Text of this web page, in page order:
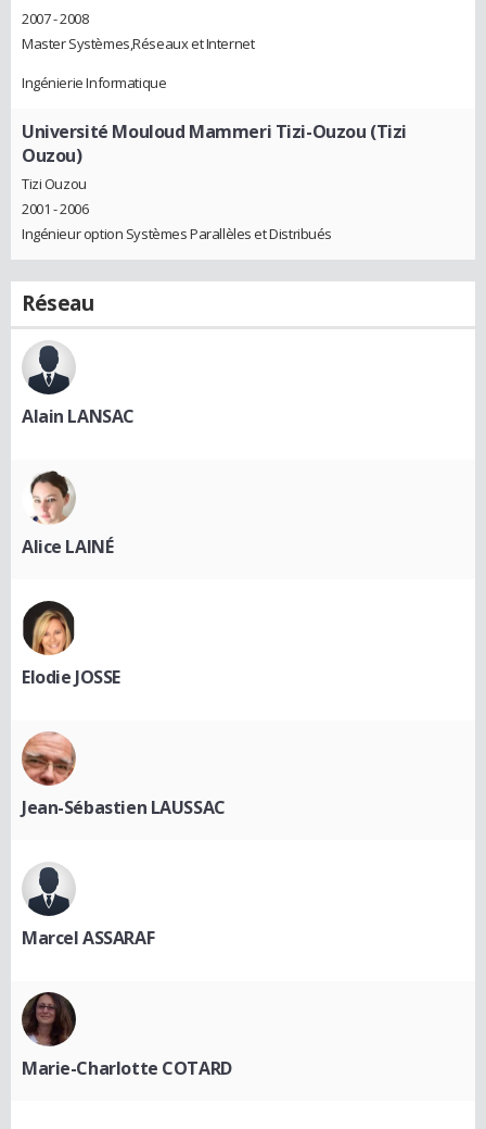
2007 - 2008
Master Systèmes,Réseaux et Internet
Ingénierie Informatique
Université Mouloud Mammeri Tizi-Ouzou (Tizi
Ouzou)
Tizi Ouzou
2001 - 2006
Ingénieur option Systèmes Parallèles et Distribués
Réseau
Alain LANSAC
Alice LAINÉ
Elodie JOSSE
Jean-Sébastien LAUSSAC
Marcel ASSARAF
Marie-Charlotte COTARD